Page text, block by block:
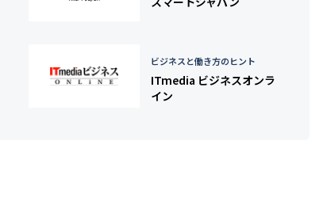
ビジネスと働き方のヒント
ITmedia ビジネスオンラ
イン